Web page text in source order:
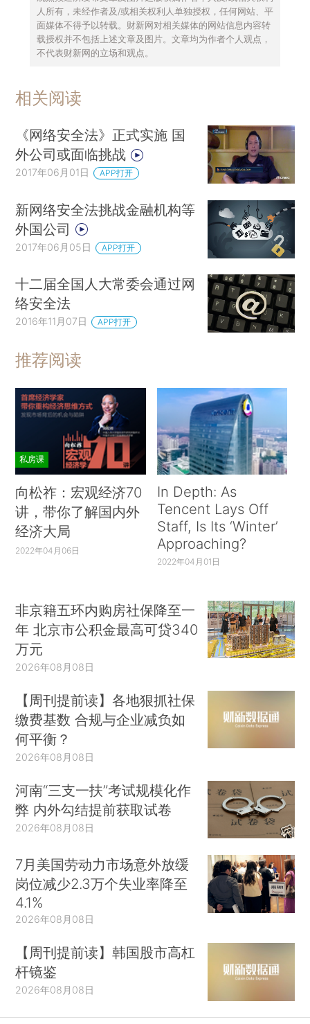
人所有，未经作者及/或相关权利人单独授权，任何网站、平
面媒体不得予以转载。财新网对相关媒体的网站信息内容转
载授权并不包括上述文章及图片。文章均为作者个人观点，
不代表财新网的立场和观点。
相关阅读
《网络安全法》正式实施 国
外公司或面临挑战
2017年06月01日 APP打开
新网络安全法挑战金融机构等
外国公司
2017年06月05日 APP打开
十二届全国人大常委会通过网
络安全法
2016年11月07日 APP打开
推荐阅读
私房课
向松祚：宏观经济70
讲，带你了解国内外
经济大局
2022年04月06日
In Depth: As
Tencent Lays Off
Staff, Is Its ‘Winter’
Approaching?
2022年04月01日
非京籍五环内购房社保降至一
年 北京市公积金最高可贷340
万元
2026年08月08日
【周刊提前读】各地狠抓社保
缴费基数 合规与企业减负如
何平衡？
2026年08月08日
河南“三支一扶”考试规模化作
弊 内外勾结提前获取试卷
2026年08月08日
7月美国劳动力市场意外放缓
岗位减少2.3万个失业率降至
4.1%
2026年08月08日
【周刊提前读】韩国股市高杠
杆镜鉴
2026年08月08日